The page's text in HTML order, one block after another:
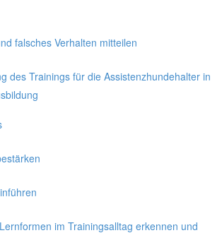
falsches Verhalten mitteilen
des Trainings für die Assistenzhundehalter in
im Trainingsalltag erkennen und